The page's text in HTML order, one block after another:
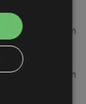
191,58 km
192,65 km